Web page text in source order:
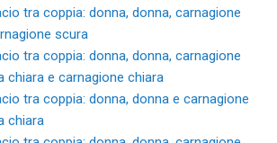
bacio tra coppia: donna, donna, carnagione
scura
bacio tra coppia: donna, donna, carnagione
chiara e carnagione chiara
bacio tra coppia: donna, donna e carnagione
chiara